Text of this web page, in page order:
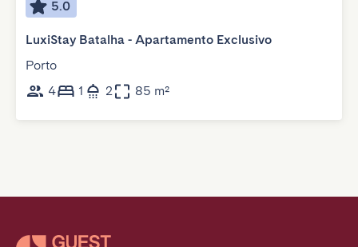
5.0
LuxiStay Batalha - Apartamento Exclusivo
Porto
4
1 2 85 m²